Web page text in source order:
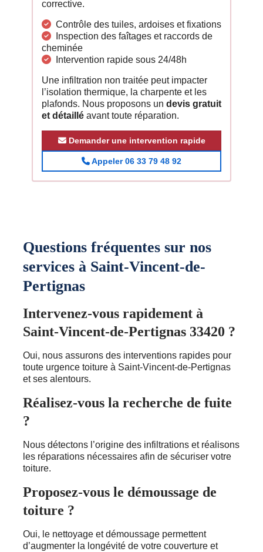
corrective.
Contrôle des tuiles, ardoises et fixations
Inspection des faîtages et raccords de
cheminée
Intervention rapide sous 24/48h
Une infiltration non traitée peut impacter
l’isolation thermique, la charpente et les
plafonds. Nous proposons un devis gratuit
et détaillé avant toute réparation.
Demander une intervention rapide
Appeler 06 33 79 48 92
Questions fréquentes sur nos
services à Saint-Vincent-de-
Pertignas
Intervenez-vous rapidement à
Saint-Vincent-de-Pertignas 33420 ?
Oui, nous assurons des interventions rapides pour
toute urgence toiture à Saint-Vincent-de-Pertignas
et ses alentours.
Réalisez-vous la recherche de fuite
?
Nous détectons l’origine des infiltrations et réalisons
les réparations nécessaires afin de sécuriser votre
toiture.
Proposez-vous le démoussage de
toiture ?
Oui, le nettoyage et démoussage permettent
d’augmenter la longévité de votre couverture et